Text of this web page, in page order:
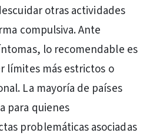
otras actividades
compulsiva. Ante
lo recomendable es
límites más estrictos o
La mayoría de países
para quienes
problemáticas asociadas